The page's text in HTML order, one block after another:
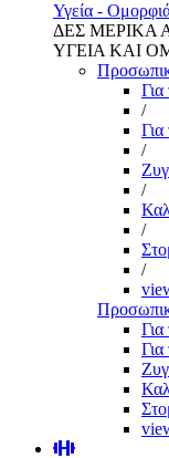
Υγεία -
ΔΕΣ ΜΕΡΙΚΑ
ΥΓΕΙΑ ΚΑΙ
Για
/
/
/
/
/
Για